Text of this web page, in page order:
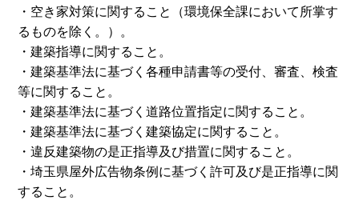
・空き家対策に関すること（環境保全課において所掌す
るものを除く。）。
・建築指導に関すること。
・建築基準法に基づく各種申請書等の受付、審査、検査
等に関すること。
・建築基準法に基づく道路位置指定に関すること。
・建築基準法に基づく建築協定に関すること。
・違反建築物の是正指導及び措置に関すること。
・埼玉県屋外広告物条例に基づく許可及び是正指導に関
すること。